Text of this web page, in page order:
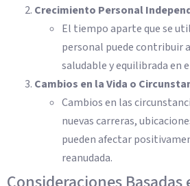
Crecimiento Personal
El tiempo aparte que se
personal puede contribuir
saludable y equilibrada en
Cambios en la Vida o
Cambios en las
nuevas carreras,
pueden afectar
reanudada.